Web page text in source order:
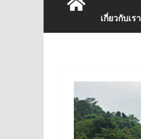
เกี่ยวกับเรา